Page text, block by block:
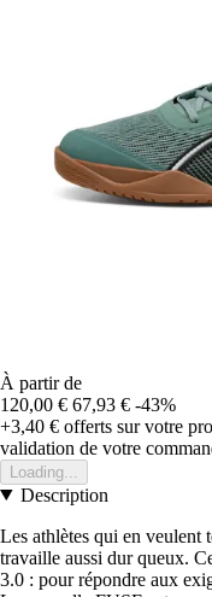
À partir de
120,00 € 67,93 € -43%
+3,40 € offerts sur votre
validation de votre
Loading...
Description
Les athlètes qui en veulent
travaille aussi dur queux.
3.0 : pour répondre aux